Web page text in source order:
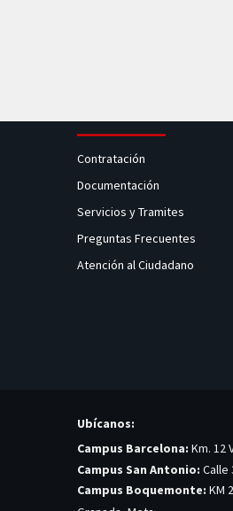
Contratación
Documentación
Servicios y Tramites
Preguntas Frecuentes
Atención al Ciudadano
Ubícanos:
Campus Barcelona: Km. 12
Campus San Antonio: Calle
Campus Boquemonte: KM